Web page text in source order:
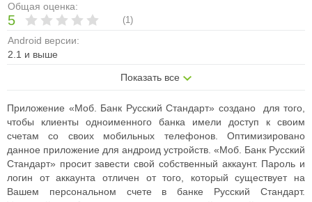
Общая оценка:
5 (1)
Android версии:
2.1 и выше
Показать все
Приложение «Моб. Банк Русский Стандарт» создано для того,
чтобы клиенты одноименного банка имели доступ к своим
счетам со своих мобильных телефонов. Оптимизировано
данное приложение для андроид устройств. «Моб. Банк Русский
Стандарт» просит завести свой собственный аккаунт. Пароль и
логин от аккаунта отличен от того, который существует на
Вашем персональном счете в банке Русский Стандарт.